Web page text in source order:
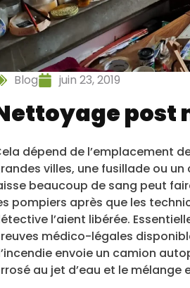
Blog juin 23, 2019
post
dépend de l’emplacement
villes, une fusillade ou
beaucoup de sang peut
pompiers après que les
l’aient libérée.
médico-légales
envoie un camion
au jet d’eau et le mélange